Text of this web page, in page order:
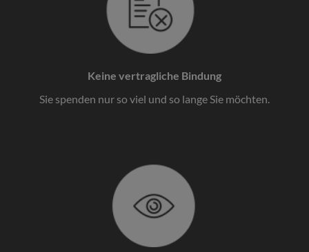
Keine vertragliche Bindung
Sie spenden nur so viel und so lange Sie möchten.